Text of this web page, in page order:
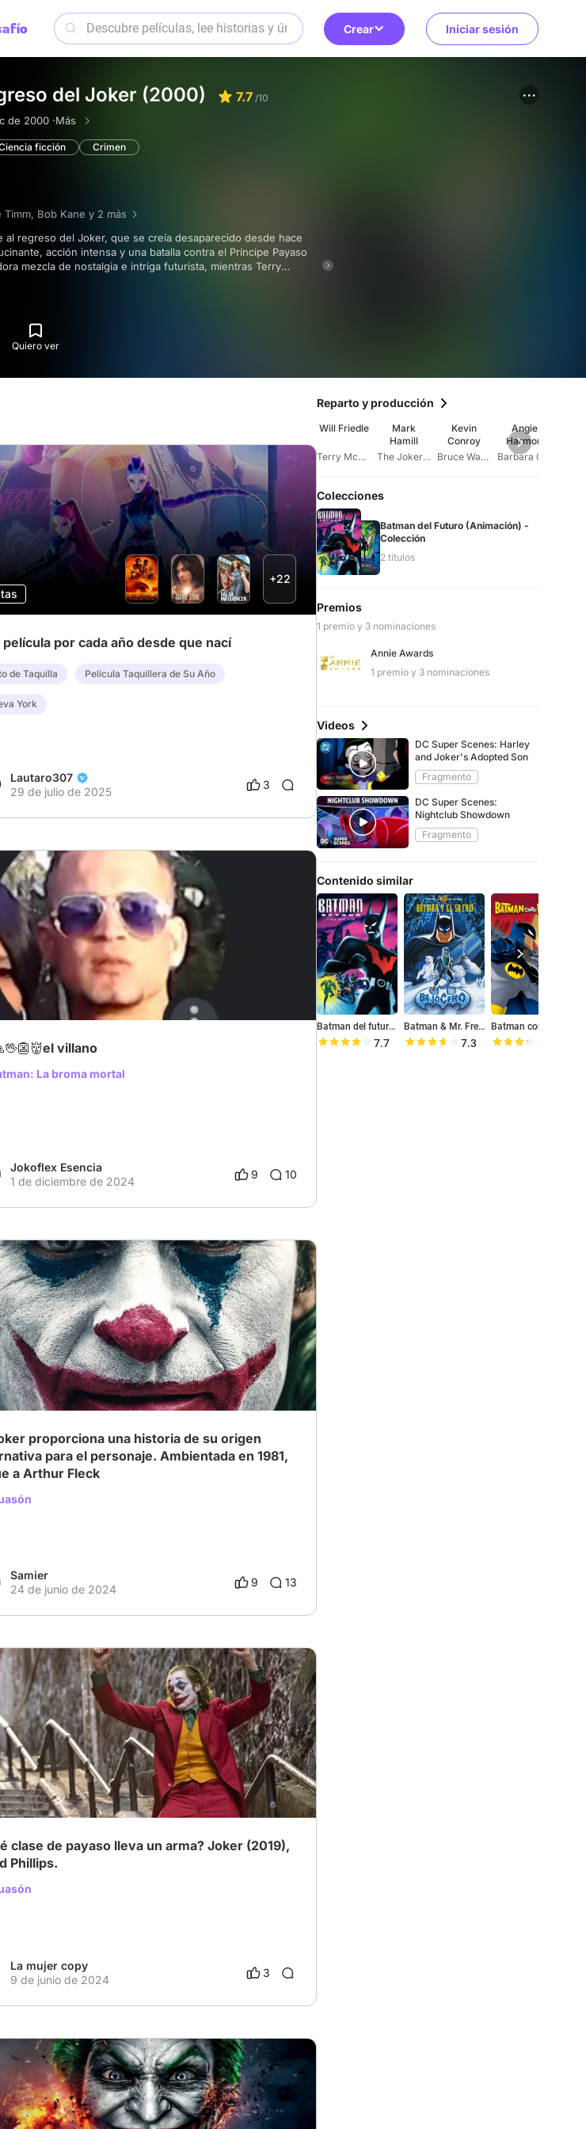
Crear Iniciar sesión
del Joker (2000) 7.7 /10
de 2000 ·Más
ficción
Crimen
Timm, Bob Kane y 2 más
acción intensa y una batalla contra el Príncipe Payaso
mezcla de nostalgia e intriga futurista, mientras Terry
Quiero ver
+22
película por cada año desde que nací
de Taquilla Película Taquillera de Su Año
York
Lautaro307
29 de julio de 2025
3
auge de los antihéroes
villano
La broma mortal
Jokoflex Esencia
1 de diciembre de 2024
9 10
encantadores # Suspenso # Desastre
proporciona una historia de su origen
para el personaje. Ambientada en 1981,
a Arthur Fleck
Samier
24 de junio de 2024
9 13
encantadores # Otros # De culto
clase de payaso lleva un arma? Joker (2019),
Phillips.
La mujer copy
9 de junio de 2024
3
Reparto y producción
Will Friedle
Terry McGinnis (voice)
Mark
Hamill
The Joker (voice)
Kevin
Conroy
Bruce Wayne (voice)
Angie
Harmon
Colecciones
Batman del Futuro (Animación) -
Colección
2 títulos
Premios
1 premio y 3 nominaciones
Annie Awards
1 premio y 3 nominaciones
Videos
DC Super Scenes: Harley
and Joker's Adopted Son
Fragmento
DC Super Scenes:
Nightclub Showdown
Fragmento
Contenido similar
Batman del futuro: la película
7.7
Batman & Mr. Freeze: SubZero
7.3